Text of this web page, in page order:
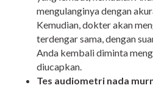
mengulanginya dengan
Kemudian, dokter akan
terdengar sama, dengan
Anda kembali diminta
diucapkan.
Tes audiometri nada